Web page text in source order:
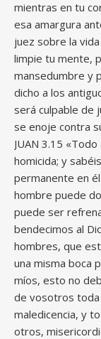
mientras en tu
esa amargura
juez sobre la
limpie tu mente,
mansedumbre y
dicho a los
será culpable de
se enoje contra
JUAN 3.15
homicida; y
permanente en
hombre puede
puede ser
bendecimos al
hombres, que
una misma boca
míos, esto no
de vosotros
maledicencia, y
otros,